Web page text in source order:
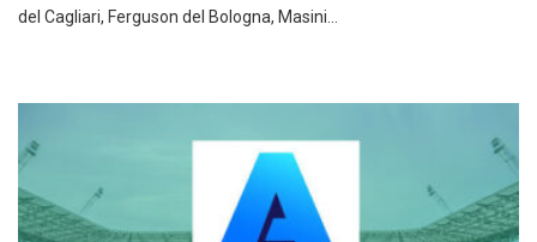
del Cagliari, Ferguson del Bologna, Masini…